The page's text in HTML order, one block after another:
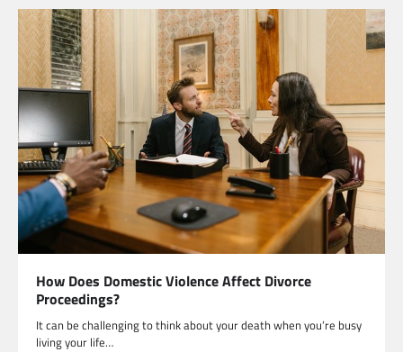
How Does Domestic Violence Affect Divorce
Proceedings?
It can be challenging to think about your death when you’re busy
living your life…